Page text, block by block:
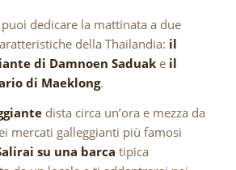
dedicare la mattinata a due
della Thailandia: il
di Damnoen Saduake il
di Maeklong.
dista circa un’ora e mezza da
mercati galleggianti più famosi
su una barca tipica